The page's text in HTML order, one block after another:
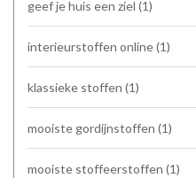
geef je huis een ziel (1)
interieurstoffen online(1)
klassieke stoffen (1)
mooiste gordijnstoffen (1)
mooiste stoffeerstoffen (1)